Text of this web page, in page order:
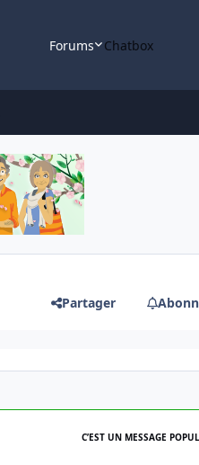
Forums Chatbox
Partager
C’EST UN MESSAGE